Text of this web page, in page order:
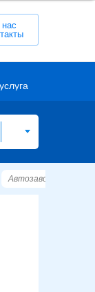
Автозаводская